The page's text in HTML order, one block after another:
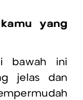
yang
bawah ini
jelas dan